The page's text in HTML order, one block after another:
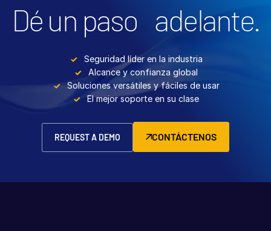
Dé un paso adelante.
REQUEST A DEMO CONTÁCTENOS
Seguridad líder en la industria
Alcance y confianza global
Soluciones versátiles y fáciles de usar
El mejor soporte en su clase